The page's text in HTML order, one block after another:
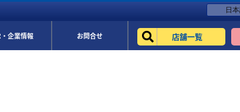
日
企業情報 お問合せ 店舗一覧